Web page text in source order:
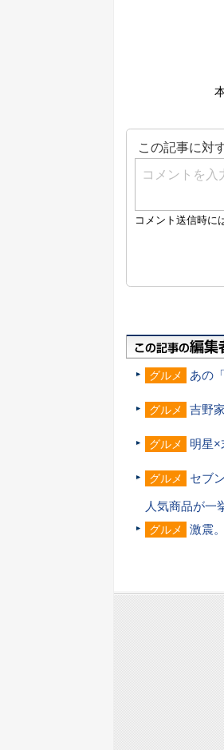
グルメ あの
グルメ 吉野
グルメ 明星×
グルメ セブ
人気商品が一
グルメ 激震